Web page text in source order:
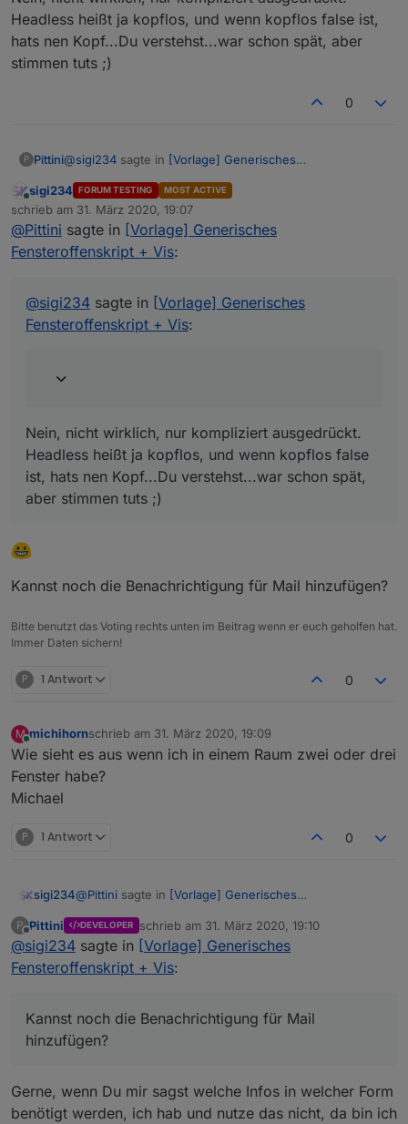
Räume aus.
Flexibel konfigurierbar, direkt integriert sind HM,
HMIP und Xiaomi Tür-/Fensterkontakte bzw.
Drehgriffe
Headless heißt ja kopflos, und wenn kopflos false ist,
hats nen Kopf...Du verstehst...war schon spät, aber
stimmen tuts ;)
0
P Pittini@sigi234 sagte in [Vorlage] Generisches
true/false verwechselt?
Nein, nicht wirklich, nur kompliziert ausgedrückt.
stimmen tuts ;)
Online
sigi234 FORUM TESTING MOST ACTIVE
schrieb am 31. März 2020, 19:07
zuletzt editiert von
@Pittini sagte in [Vorlage] Generisches
Fensteroffenskript + Vis:
@sigi234 sagte in [Vorlage] Generisches
Fensteroffenskript + Vis:
Nein, nicht wirklich, nur kompliziert ausgedrückt.
Headless heißt ja kopflos, und wenn kopflos false
ist, hats nen Kopf...Du verstehst...war schon spät,
aber stimmen tuts ;)
Kannst noch die Benachrichtigung für Mail hinzufügen?
Bitte benutzt das Voting rechts unten im Beitrag wenn er euch geholfen hat.
Immer Daten sichern!
P 1 Antwort 0
M
Online
michihornschrieb am 31. März 2020, 19:09
zuletzt editiert von
Wie sieht es aus wenn ich in einem Raum zwei oder drei
Fenster habe?
Michael
P 1 Antwort 0
sigi234@Pittini sagte in [Vorlage] Generisches
@sigi234sagte in[Vorlage] Generisches
Fensteroffenskript + Vis
ist, hats nen Kopf...Du verstehst...war schon spät,
aber stimmen tuts ;)
Kannst noch die Benachrichtigung für Mail
P
Offline
Pittini DEVELOPER schrieb am 31. März 2020, 19:10
zuletzt editiert von
@sigi234 sagte in [Vorlage] Generisches
Fensteroffenskript + Vis:
Kannst noch die Benachrichtigung für Mail
hinzufügen?
Gerne, wenn Du mir sagst welche Infos in welcher Form
benötigt werden, ich hab und nutze das nicht, da bin ich